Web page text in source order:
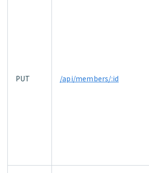
PUT /api/members/:id